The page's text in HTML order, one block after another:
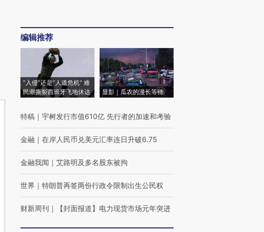
编辑推荐
“入侵”还是“人道危机” 难
民潮撕裂西班牙飞地休达
显影｜瓜农的漫长等待
特稿 ｜ 宇树发行市值610亿 先行者的加速和考验
金融 ｜ 在岸人民币兑美元汇率连日升破6.75
金融我闻 ｜ 艾路明及多名股东被拘
世界 ｜ 特朗普再签两份行政令限制出生公民权
财新周刊 ｜ 【封面报道】电力现货市场元年突进